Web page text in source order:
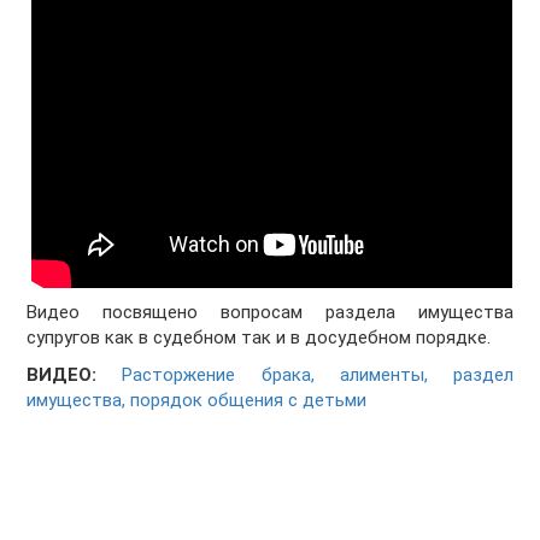
Видео посвящено вопросам раздела имущества
супругов как в судебном так и в досудебном порядке.
ВИДЕО:Расторжение брака, алименты, раздел
имущества, порядок общения с детьми